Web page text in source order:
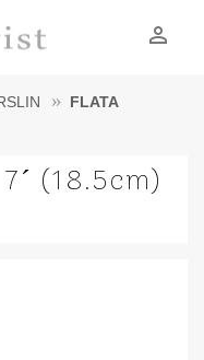
person_outline
FLATA
(18.5cm)